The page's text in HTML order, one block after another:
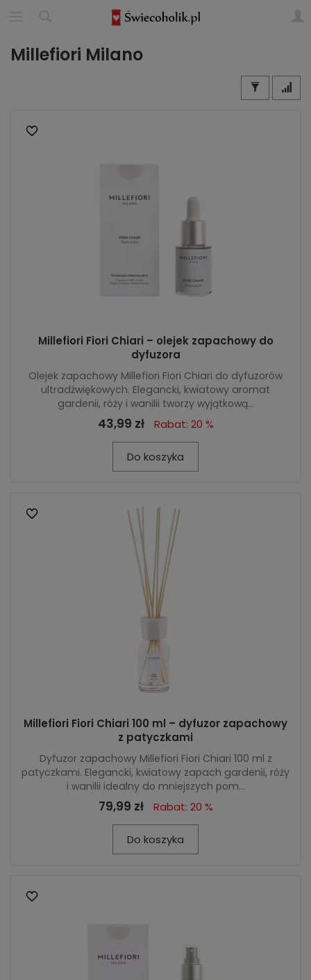
Millefiori Milano
Millefiori Fiori Chiari – olejek zapachowy do
dyfuzora
Olejek zapachowy Millefiori Fiori Chiari do dyfuzorów
ultradźwiękowych. Elegancki, kwiatowy aromat
gardenii, róży i wanilii tworzy wyjątkową...
43,99 zł Rabat: 20 %
Do koszyka
Millefiori Fiori Chiari 100 ml – dyfuzor zapachowy
z patyczkami
Dyfuzor zapachowy Millefiori Fiori Chiari 100 ml z
patyczkami. Elegancki, kwiatowy zapach gardenii, róży
i wanilii idealny do mniejszych pom...
79,99 zł Rabat: 20 %
Do koszyka